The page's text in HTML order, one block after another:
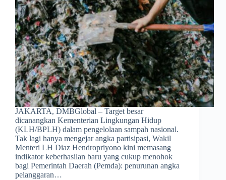
JAKARTA, DMBGlobal – Target besar
dicanangkan Kementerian Lingkungan Hidup
(KLH/BPLH) dalam pengelolaan sampah nasional.
Tak lagi hanya mengejar angka partisipasi, Wakil
Menteri LH Diaz Hendropriyono kini memasang
indikator keberhasilan baru yang cukup menohok
bagi Pemerintah Daerah (Pemda): penurunan angka
pelanggaran…